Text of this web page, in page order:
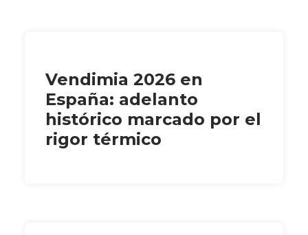
Vendimia 2026 en
España: adelanto
histórico marcado por el
rigor térmico